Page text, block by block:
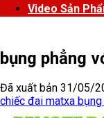
Video Sản
bụng phẳng
Đã xuất bản 31/05/
chiếc đai matxa bụng